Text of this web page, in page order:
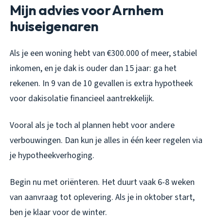
Mijn advies voor Arnhem
huiseigenaren
Als je een woning hebt van €300.000 of meer, stabiel
inkomen, en je dak is ouder dan 15 jaar: ga het
rekenen. In 9 van de 10 gevallen is extra hypotheek
voor dakisolatie financieel aantrekkelijk.
Vooral als je toch al plannen hebt voor andere
verbouwingen. Dan kun je alles in één keer regelen via
je hypotheekverhoging.
Begin nu met oriënteren. Het duurt vaak 6-8 weken
van aanvraag tot oplevering. Als je in oktober start,
ben je klaar voor de winter.